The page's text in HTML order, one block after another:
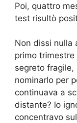
Poi, quattro
test risultò
Non dissi nulla
primo
segreto fragile,
nominarlo per
continuava a
distante? Io
concentravo